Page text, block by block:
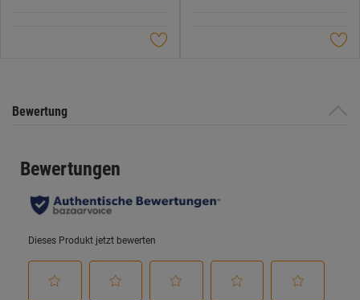
Bewertung